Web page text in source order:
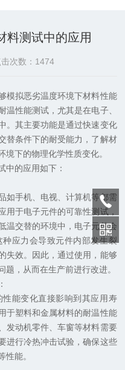
料测试中的应用
击次数：1474
拟恶劣温度环境下材料性能
性能测试，尤其是在电子、
。其主要功能是通过快速变化
替条件下的耐受能力，了解材
下的物理化学性质变化。
中的应用如下：
手机、电视、计算机等都需
用于电子元件的可靠性测试，
温交替的环境中，电子元件会
应力会导致元件内部发生裂
失效。因此，通过使用，能够
，从而在生产前进行改进。
能变化直接影响到其应用寿
于塑料和金属材料的耐温性能
发动机零件、车窗等材料需要
进行冷热冲击试验，确保这些
性能。